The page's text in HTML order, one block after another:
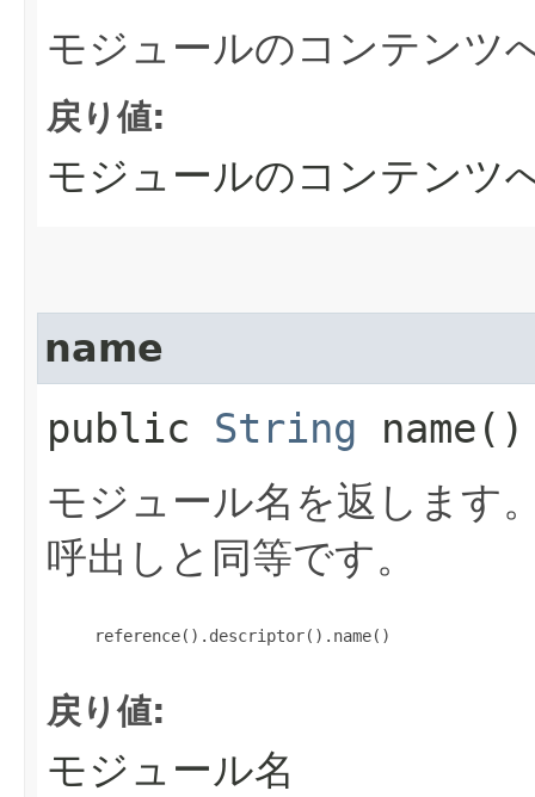
モジュールのコンテンツ
戻り値:
モジュールのコンテンツ
name
public String name()
モジュール名を返します
呼出しと同等です。
     reference().descriptor().name()
戻り値:
モジュール名